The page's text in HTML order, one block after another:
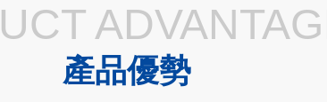
產品優勢